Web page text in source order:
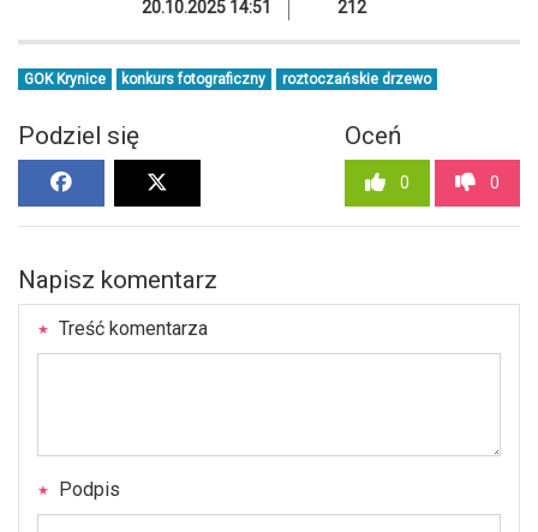
20.10.2025 14:51 212
GOK Krynice konkurs fotograficzny roztoczańskie drzewo
Podziel się Oceń
0 0
Napisz komentarz
Treść komentarza
Podpis